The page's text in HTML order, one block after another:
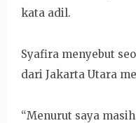
kata adil.
Syafira menyebut
dari Jakarta Utara
“Menurut saya